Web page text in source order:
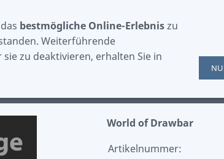
World of Drawbar
Artikelnummer:
bestmögliche Online-Erlebniszu
Weiterführende
zu deaktivieren, erhalten Sie in